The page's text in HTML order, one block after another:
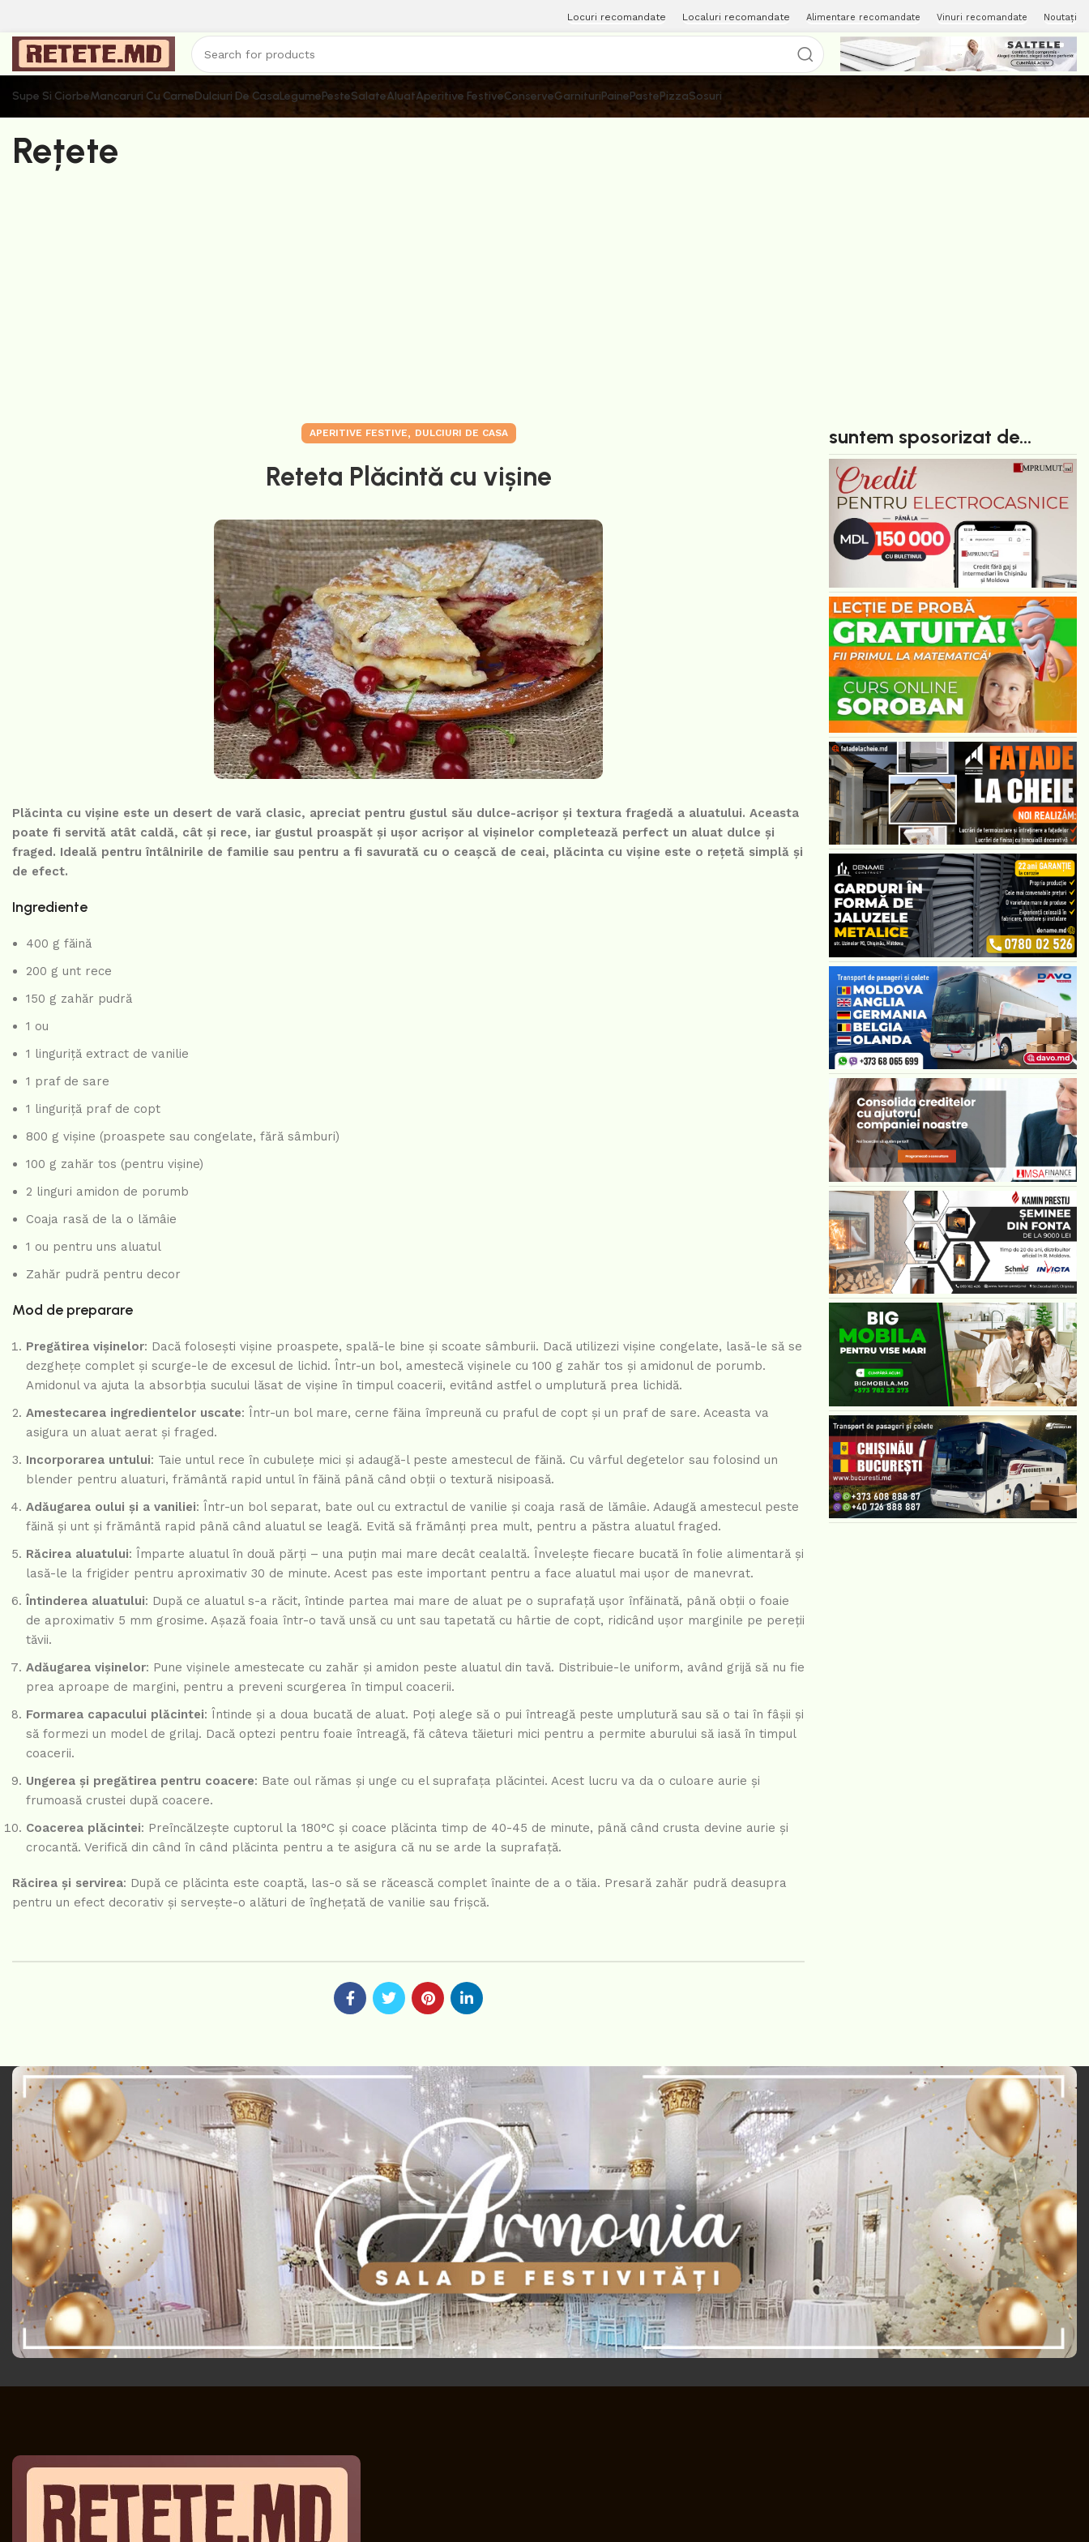
Locuri recomandate Localuri recomandate Alimentare recomandate Vinuri recomandate Noutați
Supe Si CiorbeMancaruri Cu CarneDulciuri De CasaLegumePesteSalateAluatAperitive FestiveConserveGarnituriPainePastePizzaSosuri
Rețete
APERITIVE FESTIVE, DULCIURI DE CASA
Reteta Plăcintă cu vișine
Plăcinta cu vișine este un desert de vară clasic, apreciat pentru gustul său dulce-acrișor și textura fragedă a aluatului. Aceasta
poate fi servită atât caldă, cât și rece, iar gustul proaspăt și ușor acrișor al vișinelor completează perfect un aluat dulce și
fraged. Ideală pentru întâlnirile de familie sau pentru a fi savurată cu o ceașcă de ceai, plăcinta cu vișine este o rețetă simplă și
de efect.
Ingrediente
400 g făină
200 g unt rece
150 g zahăr pudră
1 ou
1 linguriță extract de vanilie
1 praf de sare
1 linguriță praf de copt
800 g vișine (proaspete sau congelate, fără sâmburi)
100 g zahăr tos (pentru vișine)
2 linguri amidon de porumb
Coaja rasă de la o lămâie
1 ou pentru uns aluatul
Zahăr pudră pentru decor
Mod de preparare
Pregătirea vișinelor: Dacă folosești vișine proaspete, spală-le bine și scoate sâmburii. Dacă utilizezi vișine congelate, lasă-le să se
dezghețe complet și scurge-le de excesul de lichid. Într-un bol, amestecă vișinele cu 100 g zahăr tos și amidonul de porumb.
Amidonul va ajuta la absorbția sucului lăsat de vișine în timpul coacerii, evitând astfel o umplutură prea lichidă.
Amestecarea ingredientelor uscate: Într-un bol mare, cerne făina împreună cu praful de copt și un praf de sare. Aceasta va
asigura un aluat aerat și fraged.
Incorporarea untului: Taie untul rece în cubulețe mici și adaugă-l peste amestecul de făină. Cu vârful degetelor sau folosind un
blender pentru aluaturi, frământă rapid untul în făină până când obții o textură nisipoasă.
Adăugarea oului și a vaniliei: Într-un bol separat, bate oul cu extractul de vanilie și coaja rasă de lămâie. Adaugă amestecul peste
făină și unt și frământă rapid până când aluatul se leagă. Evită să frămânți prea mult, pentru a păstra aluatul fraged.
Răcirea aluatului: Împarte aluatul în două părți – una puțin mai mare decât cealaltă. Învelește fiecare bucată în folie alimentară și
lasă-le la frigider pentru aproximativ 30 de minute. Acest pas este important pentru a face aluatul mai ușor de manevrat.
Întinderea aluatului: După ce aluatul s-a răcit, întinde partea mai mare de aluat pe o suprafață ușor înfăinată, până obții o foaie
de aproximativ 5 mm grosime. Așază foaia într-o tavă unsă cu unt sau tapetată cu hârtie de copt, ridicând ușor marginile pe pereții
tăvii.
Adăugarea vișinelor: Pune vișinele amestecate cu zahăr și amidon peste aluatul din tavă. Distribuie-le uniform, având grijă să nu fie
prea aproape de margini, pentru a preveni scurgerea în timpul coacerii.
Formarea capacului plăcintei: Întinde și a doua bucată de aluat. Poți alege să o pui întreagă peste umplutură sau să o tai în fâșii și
să formezi un model de grilaj. Dacă optezi pentru foaie întreagă, fă câteva tăieturi mici pentru a permite aburului să iasă în timpul
coacerii.
Ungerea și pregătirea pentru coacere: Bate oul rămas și unge cu el suprafața plăcintei. Acest lucru va da o culoare aurie și
frumoasă crustei după coacere.
Coacerea plăcintei: Preîncălzește cuptorul la 180°C și coace plăcinta timp de 40-45 de minute, până când crusta devine aurie și
crocantă. Verifică din când în când plăcinta pentru a te asigura că nu se arde la suprafață.
Răcirea și servirea: După ce plăcinta este coaptă, las-o să se răcească complet înainte de a o tăia. Presară zahăr pudră deasupra
pentru un efect decorativ și servește-o alături de înghețată de vanilie sau frișcă.
suntem sposorizat de...